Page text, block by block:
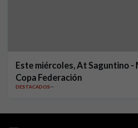
Este miércoles, At Saguntino -
Copa Federación
DESTACADOS